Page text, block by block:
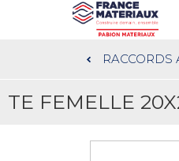
au
contenu
RACCORDS
TE FEMELLE